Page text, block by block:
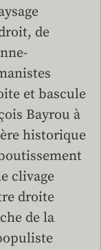
de
et bascule
Bayrou à
historique
clivage
droite
de la